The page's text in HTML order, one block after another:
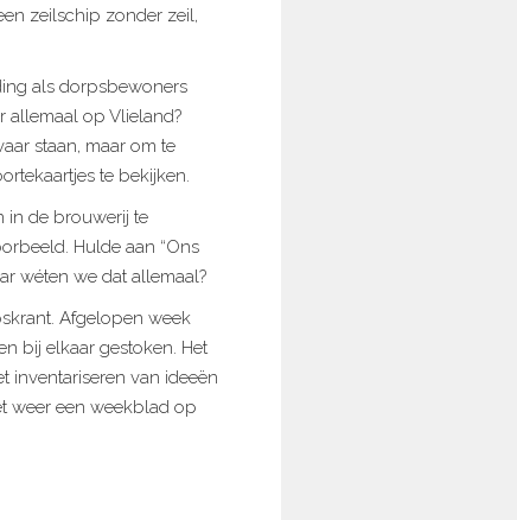
zeilschip zonder zeil,
als dorpsbewoners
allemaal op Vlieland?
staan, maar om te
te bekijken.
in de brouwerij te
Hulde aan “Ons
wéten we dat allemaal?
Afgelopen week
bij elkaar gestoken. Het
inventariseren van ideeën
weer een weekblad op